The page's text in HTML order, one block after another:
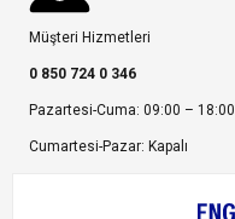
Müşteri Hizmetleri
0 850 724 0 346
Pazartesi-Cuma: 09:00 – 18:00
Cumartesi-Pazar: Kapalı